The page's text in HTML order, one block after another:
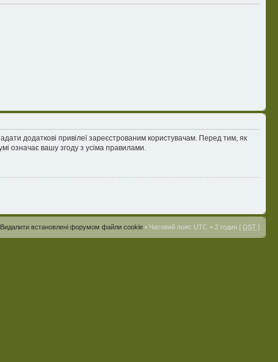
додаткові привілеї зареєстрованим користувачам. Перед тим, як
означає вашу згоду з усіма правилами.
Видалити встановлені форумом файли cookie • Часовий пояс UTC + 2 годин [ DST ]